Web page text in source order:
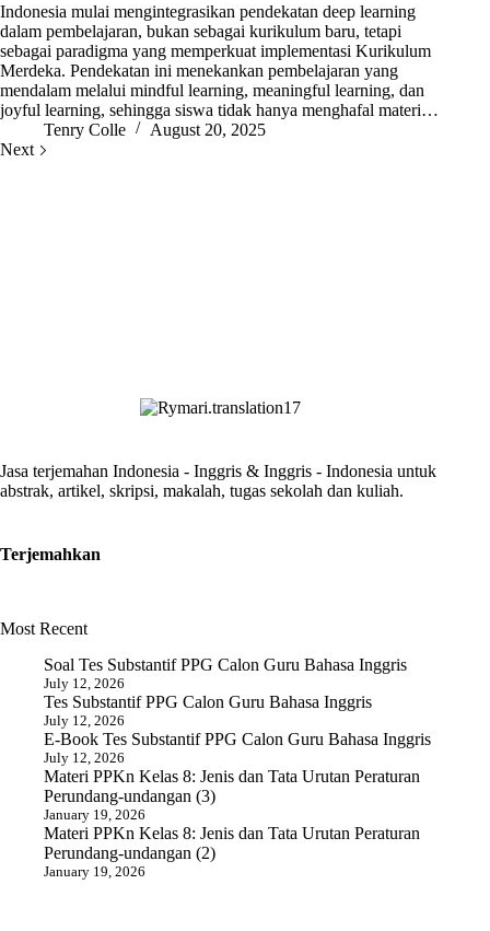
Indonesia mulai mengintegrasikan pendekatan deep learning
dalam pembelajaran, bukan sebagai kurikulum baru, tetapi
sebagai paradigma yang memperkuat implementasi Kurikulum
Merdeka. Pendekatan ini menekankan pembelajaran yang
mendalam melalui mindful learning, meaningful learning, dan
joyful learning, sehingga siswa tidak hanya menghafal materi…
Tenry Colle
August 20, 2025
Next
Jasa terjemahan Indonesia - Inggris & Inggris - Indonesia untuk
abstrak, artikel, skripsi, makalah, tugas sekolah dan kuliah.
Terjemahkan
Most Recent
Soal Tes Substantif PPG Calon Guru Bahasa Inggris
July 12, 2026
Tes Substantif PPG Calon Guru Bahasa Inggris
July 12, 2026
E-Book Tes Substantif PPG Calon Guru Bahasa Inggris
July 12, 2026
Materi PPKn Kelas 8: Jenis dan Tata Urutan Peraturan
Perundang-undangan (3)
January 19, 2026
Materi PPKn Kelas 8: Jenis dan Tata Urutan Peraturan
Perundang-undangan (2)
January 19, 2026